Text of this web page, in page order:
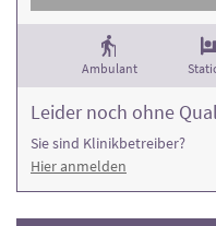
Ambulant
Leider noch ohne
Sie sind Klinikbetreiber?
Hier anmelden